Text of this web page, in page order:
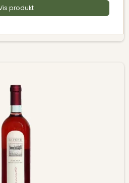
produkt